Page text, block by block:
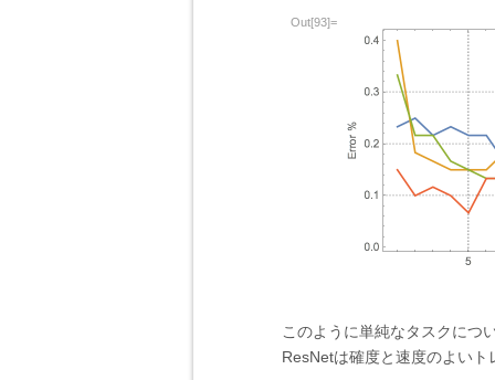
Out[93]=
このように単純なタスクにつ
ResNetは確度と速度のよいト